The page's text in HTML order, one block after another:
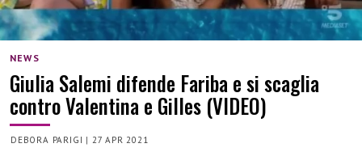
NEWS
Giulia Salemi difende Fariba e si scaglia
contro Valentina e Gilles (VIDEO)
DEBORA PARIGI | 27 APR 2021